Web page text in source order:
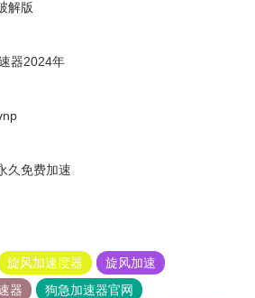
解版
器2024年
久免费加速
旋风加速度器
旋风加速
器
狗急加速器官网